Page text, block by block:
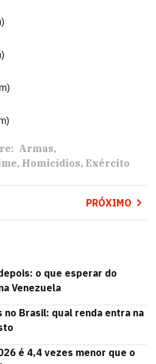
Armas
Homicídios Exército
PRÓXIMO
o que esperar do
Venezuela
Brasil: qual renda entra na
é 4,4 vezes menor que o